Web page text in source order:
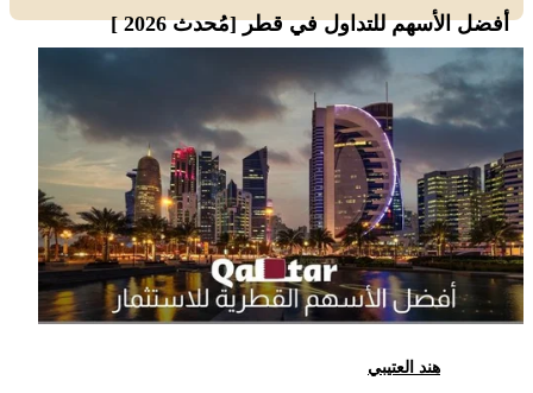
أفضل الأسهم للتداول في قطر [مُحدث 2026 ]
هند العتيبي